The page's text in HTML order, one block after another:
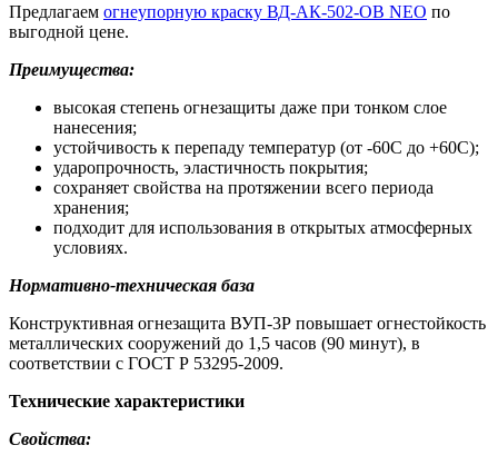
Предлагаем огнеупорную краску ВД-АК-502-ОВ NEO по
выгодной цене.
Преимущества:
высокая степень огнезащиты даже при тонком слое
нанесения;
устойчивость к перепаду температур (от -60С до +60С);
ударопрочность, эластичность покрытия;
сохраняет свойства на протяжении всего периода
хранения;
подходит для использования в открытых атмосферных
условиях.
Нормативно-техническая база
Конструктивная огнезащита ВУП-3Р повышает огнестойкость
металлических сооружений до 1,5 часов (90 минут), в
соответствии с ГОСТ Р 53295-2009.
Технические характеристики
Свойства: